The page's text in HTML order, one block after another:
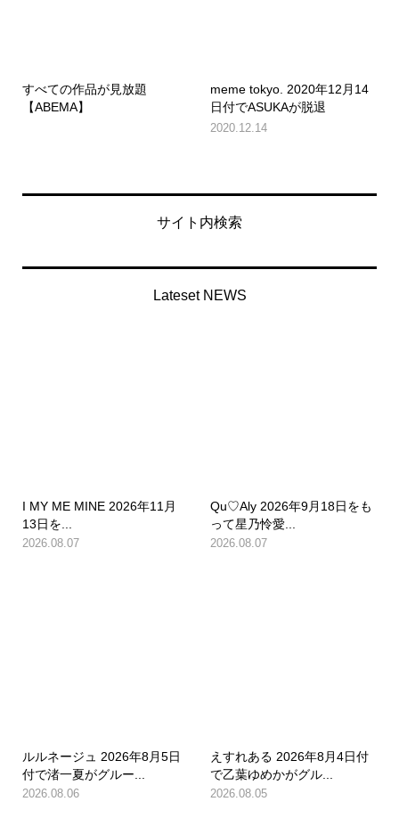
すべての作品が見放題
【ABEMA】
meme tokyo. 2020年12月14
日付でASUKAが脱退
2020.12.14
サイト内検索
Lateset NEWS
I MY ME MINE 2026年11月
13日を...
2026.08.07
Qu♡Aly 2026年9月18日をも
って星乃怜愛...
2026.08.07
ルルネージュ 2026年8月5日
付で渚一夏がグルー...
2026.08.06
えすれある 2026年8月4日付
で乙葉ゆめかがグル...
2026.08.05